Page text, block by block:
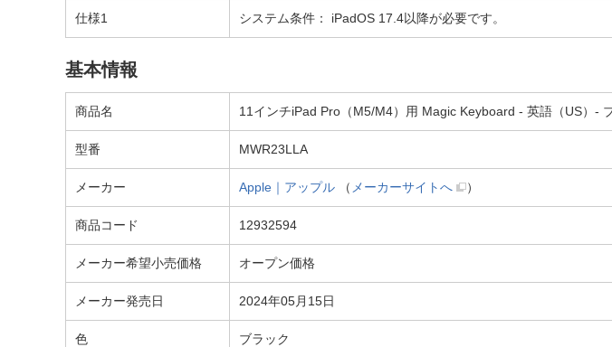
仕様1 システム条件： iPadOS 17.4以降が必要です。
基本情報
商品名 11インチiPad Pro（M5/M4）用 Magic Keyboard - 英語（US）-
型番 MWR23LLA
メーカー Apple｜アップル （ メーカーサイトへ ）
商品コード 12932594
メーカー希望小売価格 オープン価格
メーカー発売日 2024年05月15日
色 ブラック